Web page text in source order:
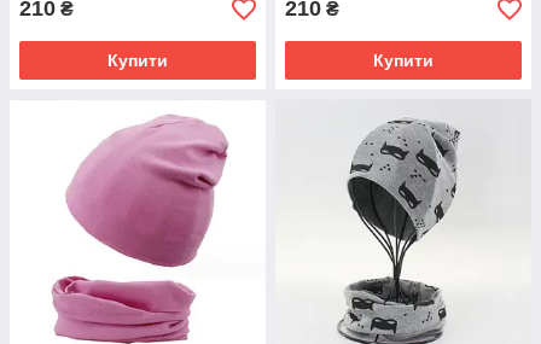
210 ₴
Купити
210 ₴
Купити